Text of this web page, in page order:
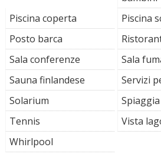
Piscina coperta
Piscina
Posto barca
Sala conferenze
Sala
Sauna finlandese
Servizi
Solarium
Tennis
Vista
Whirlpool